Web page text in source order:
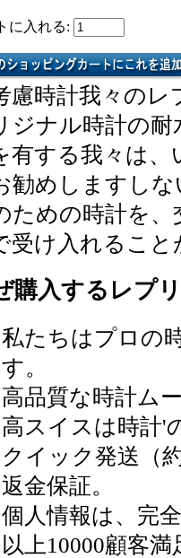
に入れる:
慮時計我々の
ジナル時計の
有する我々は
勧めしますし
ための時計を
受け入れるこ
購入するレプ
私たちはプロの
す。
高品質な時計ム
高スイスは時計'
クイック発送（
返金保証。
個人情報は、完
以上10000顧客満